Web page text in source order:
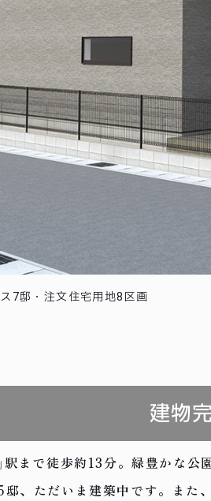
7邸・注文住宅用地8区画
建物
駅まで徒歩約13分。緑豊かな
邸、ただいま建築中です。また